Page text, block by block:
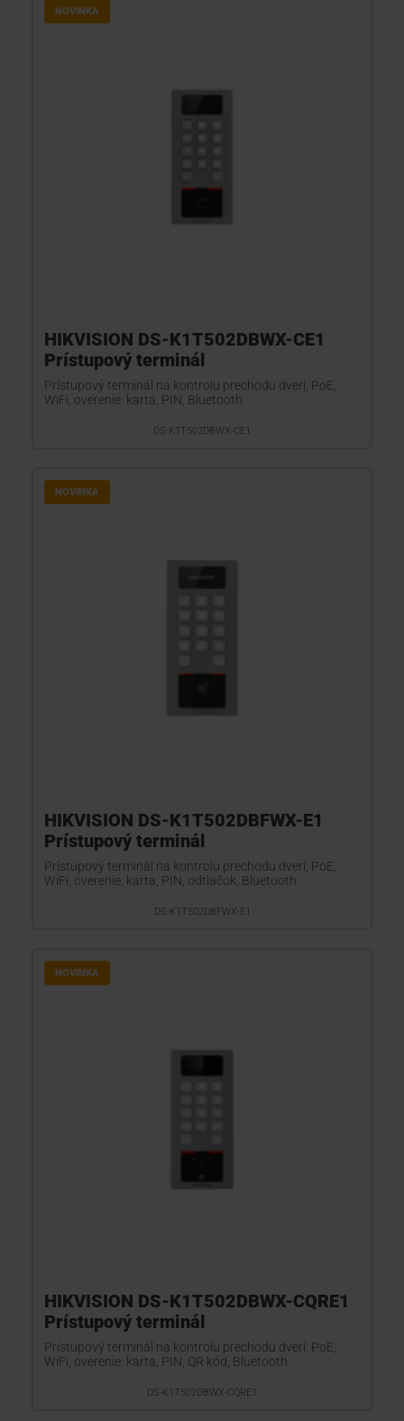
NOVINKA
HIKVISION DS-K1T502DBWX-CE1
Prístupový terminál
Prístupový terminál na kontrolu prechodu dverí, PoE,
WiFi, overenie: karta, PIN, Bluetooth
DS-K1T502DBWX-CE1
NOVINKA
HIKVISION DS-K1T502DBFWX-E1
Prístupový terminál
Prístupový terminál na kontrolu prechodu dverí, PoE,
WiFi, overenie: karta, PIN, odtlačok, Bluetooth
DS-K1T502DBFWX-E1
NOVINKA
HIKVISION DS-K1T502DBWX-CQRE1
Prístupový terminál
Prístupový terminál na kontrolu prechodu dverí, PoE,
WiFi, overenie: karta, PIN, QR kód, Bluetooth
DS-K1T502DBWX-CQRE1